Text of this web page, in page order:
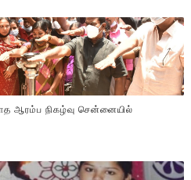
ஆரம்ப நிகழ்வு சென்னையில்